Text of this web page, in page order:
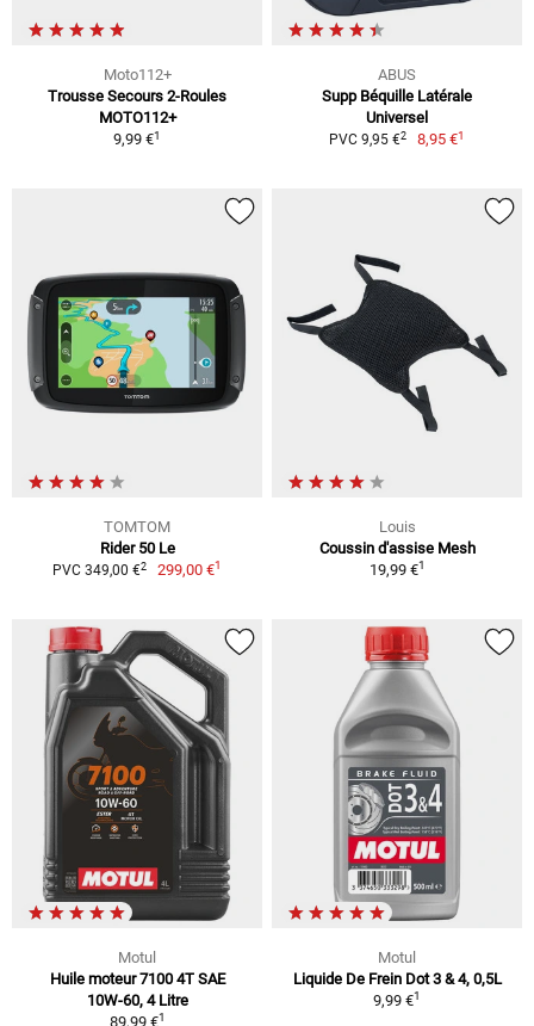
Moto112+
Trousse Secours 2-Roules
MOTO112+
9,99 €1
ABUS
Supp Béquille Latérale
Universel
PVC 9,95 €2 8,95 €1
TOMTOM
Rider 50 Le
PVC 349,00 €2 299,00 €1
Louis
Coussin d'assise Mesh
19,99 €1
Motul
Huile moteur 7100 4T SAE
10W-60, 4 Litre
89,99 €1
Motul
Liquide De Frein Dot 3 & 4, 0,5L
9,99 €1